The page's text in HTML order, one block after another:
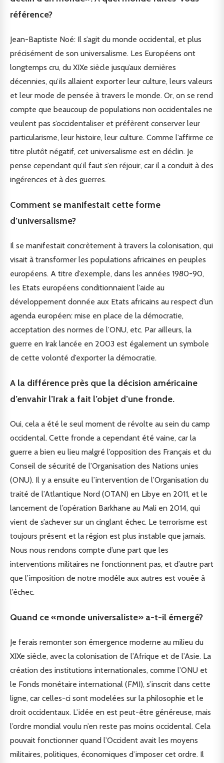
référence?
Jean-Baptiste Noé: Il s’agit du monde occidental, et plus
précisément de son universalisme. Les Européens ont
longtemps cru, du XIXe siècle jusqu’aux dernières
décennies, qu’ils allaient exporter leur culture, leurs valeurs
et leur mode de pensée à travers le monde. Or, on se rend
compte que beaucoup de populations non occidentales ne
veulent pas s’occidentaliser et préfèrent conserver leur
particularisme, leur histoire, leur culture. Comme l’affirme ce
titre plutôt négatif, cet universalisme est en déclin. Je
pense cependant qu’il faut s’en réjouir, car il a conduit à des
ingérences et à des guerres.
Comment se manifestait cette forme
d’universalisme?
Il se manifestait concrètement à travers la colonisation, qui
visait à transformer les populations africaines en peuples
européens. A titre d’exemple, dans les années 1980-90,
les Etats européens conditionnaient l’aide au
développement donnée aux Etats africains au respect d’un
agenda européen: mise en place de la démocratie,
acceptation des normes de l’ONU, etc. Par ailleurs, la
guerre en Irak lancée en 2003 est également un symbole
de cette volonté d’exporter la démocratie.
A la différence près que la décision américaine
d’envahir l’Irak a fait l’objet d’une fronde.
Oui, cela a été le seul moment de révolte au sein du camp
occidental. Cette fronde a cependant été vaine, car la
guerre a bien eu lieu malgré l’opposition des Français et du
Conseil de sécurité de l’Organisation des Nations unies
(ONU). Il y a ensuite eu l’intervention de l’Organisation du
traité de l’Atlantique Nord (OTAN) en Libye en 2011, et le
lancement de l’opération Barkhane au Mali en 2014, qui
vient de s’achever sur un cinglant échec. Le terrorisme est
toujours présent et la région est plus instable que jamais.
Nous nous rendons compte d’une part que les
interventions militaires ne fonctionnent pas, et d’autre part
que l’imposition de notre modèle aux autres est vouée à
l’échec.
Quand ce «monde universaliste» a-t-il émergé?
Je ferais remonter son émergence moderne au milieu du
XIXe siècle, avec la colonisation de l’Afrique et de l’Asie. La
création des institutions internationales, comme l’ONU et
le Fonds monétaire international (FMI), s’inscrit dans cette
ligne, car celles-ci sont modelées sur la philosophie et le
droit occidentaux. L’idée en est peut-être généreuse, mais
l’ordre mondial voulu n’en reste pas moins occidental. Cela
pouvait fonctionner quand l’Occident avait les moyens
militaires, politiques, économiques d’imposer cet ordre. Il